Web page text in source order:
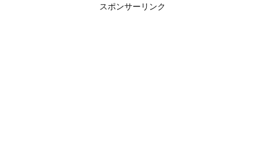
スポンサーリンク